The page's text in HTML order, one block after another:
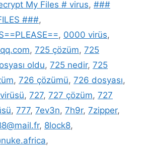
My Files # virus, ###
###,
, 0000 virüs,
, 725 çözüm, 725
oldu, 725 nedir, 725
, 726 çözümü, 726 dosyası,
, 727, 727 çözüm, 727
, 777, 7ev3n, 7h9r, 7zipper,
, 8lock8,
,